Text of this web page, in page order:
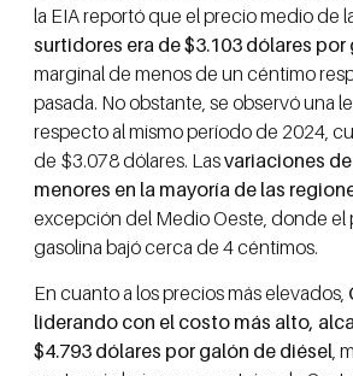
la EIA reportó que el precio medio de
surtidores era de $3.103 dólares por
marginal de menos de un céntimo
pasada. No obstante, se observó una
respecto al mismo período de 2024,
de $3.078 dólares. Lasvariaciones
menores en la mayoría de las
excepción del Medio Oeste, donde el
gasolina bajó cerca de 4 céntimos.
En cuanto a los precios más elevados,
liderando con el costo más alto,
$4.793 dólares por galón de diésel,